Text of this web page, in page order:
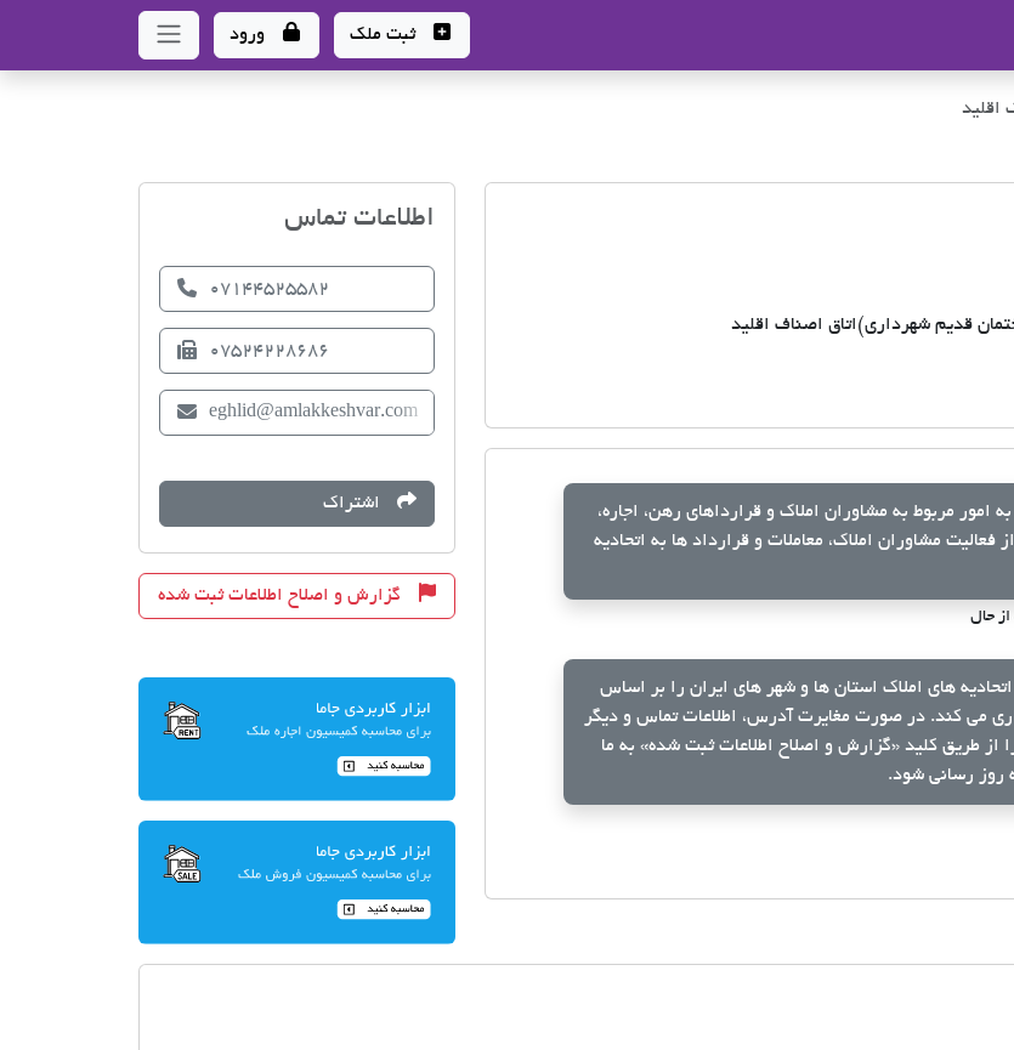
ثبت ملک ورود
اقلید
قدیم شهرداری)اتاق اصناف اقلید
مربوط به مشاوران املاک و قرارداهای رهن، اجاره،
مشاوران املاک، معاملات و قرارداد ها به اتحادیه
اتحادیه های املاک استان ها و شهر های ایران را بر اساس
می کند. در صورت مغایرت آدرس، اطلاعات تماس و دیگر
از طریق کلید «گزارش و اصلاح اطلاعات ثبت شده» به ما
روز رسانی شود.
اطلاعات تماس
07144525582
07524228686
eghlid@amlakkeshvar.com
اشتراک
گزارش و اصلاح اطلاعات ثبت شده